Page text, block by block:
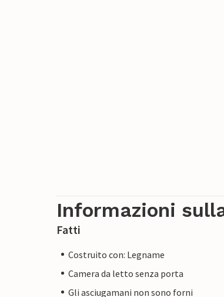
Informazioni
Fatti
Costruito con: Legname
Camera da letto senza porta
Gli asciugamani non sono forni